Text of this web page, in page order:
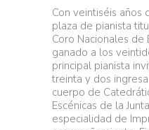
Con veintiséis años
plaza de pianista
Coro Nacionales de
ganado a los
principal pianista
treinta y dos
cuerpo de
Escénicas de la
especialidad de